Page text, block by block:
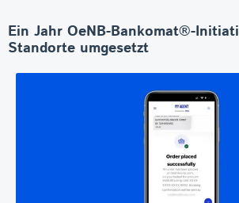
Ein Jahr OeNB-Bankomat®-
Standorte umgesetzt